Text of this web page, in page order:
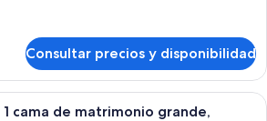
Consultar precios y disponibilidad
Una habitación de hotel con cama,
cama de matrimonio grande,